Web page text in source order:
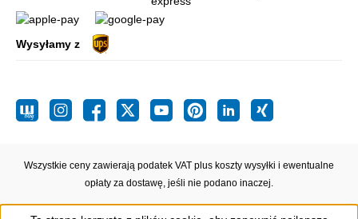
Wysyłamy z
Wszystkie ceny zawierają podatek VAT plus koszty wysyłki i ewentualne
opłaty za dostawę, jeśli nie podano inaczej.